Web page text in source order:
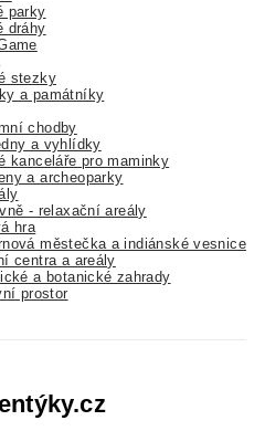
parky
dráhy
stezky
a památníky
chodby
a vyhlídky
kanceláře pro maminky
a archeoparky
- relaxační areály
hra
městečka a indiánské vesnice
centra a areály
a botanické zahrady
prostor